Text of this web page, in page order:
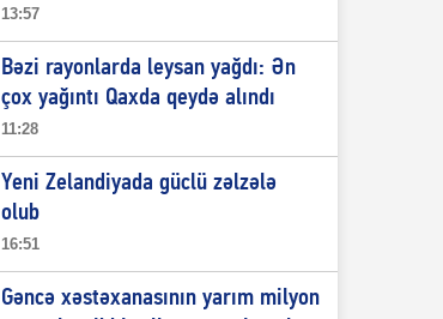
13:57
Bəzi rayonlarda leysan yağdı: Ən
çox yağıntı Qaxda qeydə alındı
11:28
Yeni Zelandiyada güclü zəlzələ
olub
16:51
Gəncə xəstəxanasının yarım milyon